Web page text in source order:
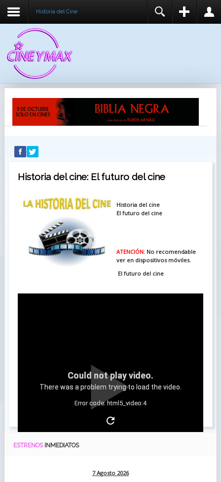
Historia del Cine
RECUÉRDEME
IDENTIFICARSE
Historia del cine: El futuro del cine
Historia del cine
El futuro del cine
ATENCIÓN: No recomendable
ver en dispositivos móviles.
El futuro del cine
Could not play video.
There was a problem trying to load the video.
Error code: html5_video:4
ESTRENOS INMEDIATOS
7 Agosto 2026